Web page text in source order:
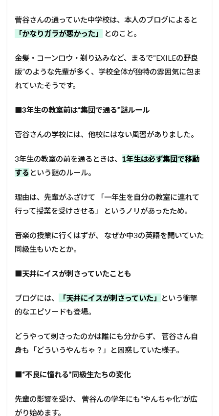
菅谷さんの通っていた中学校は、本人のブログによると
「かなりガラが悪かった」
とのこと。
金髪・コーンロウ・剃り込みなど、まるで“EXILEの野良
版”のような先輩が多く、学校全体が独特の雰囲気に包ま
れていたそうです。
■3年生の教室前は“集団で通る”謎ルール
菅谷さんの学校には、他校にはない風習がありました。
3年生の教室の前を通るときは、 1年生は必ず集団で移動
する という謎のルール。
理由は、先輩がふざけて 「一年生を自分の教室に連れて
行って授業を受けさせる」 というノリがあったため。
音楽の授業に行くはずが、 なぜか中3の英語を聞いていた
同級生もいたとか。
■天井にイスが刺さっていたことも
ブログには、 「天井にイスが刺さっていた」
という衝撃
的なエピソードも登場。
どうやって刺さったのかは誰にも分からず、 菅谷さん自
身も「どういうやんちゃ？」と困惑していた様子。
■“不良に憧れる”同級生たちの変化
先輩の影響を受け、 菅谷んの学年にも“やんちゃ化”が広
がり始めます。